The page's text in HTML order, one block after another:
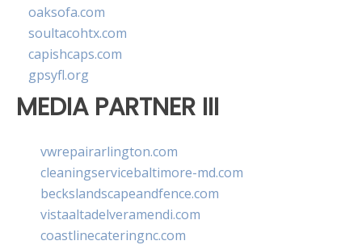
oaksofa.com
soultacohtx.com
capishcaps.com
gpsyfl.org
MEDIA PARTNER III
vwrepairarlington.com
cleaningservicebaltimore-md.com
beckslandscapeandfence.com
vistaaltadelveramendi.com
coastlinecateringnc.com